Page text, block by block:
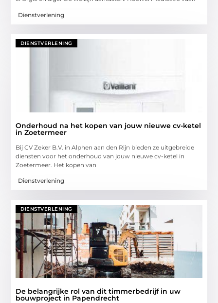
Dienstverlening
DIENSTVERLENING
Onderhoud na het kopen van jouw nieuwe cv-ketel
in Zoetermeer
Bij CV Zeker B.V. in Alphen aan den Rijn bieden ze uitgebreide
diensten voor het onderhoud van jouw nieuwe cv-ketel in
Zoetermeer. Het kopen van
Dienstverlening
DIENSTVERLENING
De belangrijke rol van dit timmerbedrijf in uw
bouwproject in Papendrecht